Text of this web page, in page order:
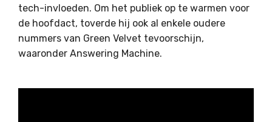
tech-invloeden. Om het publiek op te warmen voor
de hoofdact, toverde hij ook al enkele oudere
nummers van Green Velvet tevoorschijn,
waaronder Answering Machine.